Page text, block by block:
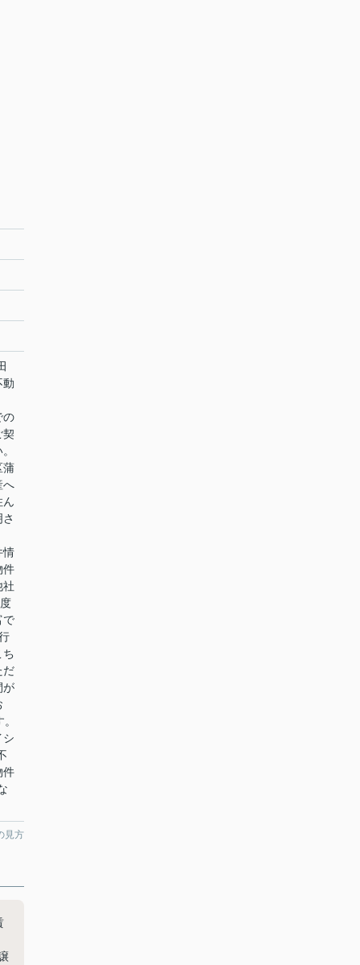
動
の
契
蒲
へ
ん
情
件
社
で
ち
だ
が
シ
件
見方